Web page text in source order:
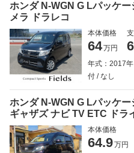
ホンダ N-WGN G Lパッケ
メラ ドラレコ
本体価格
64万円
年式：2017年
付
なし
ホンダ N-WGN G Lパッケ
ギャザズ ナビ TV ETC ドラ
本体価格
64.9万円